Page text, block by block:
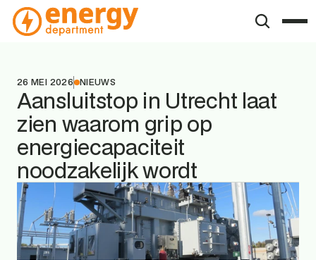
26 MEI 2026 NIEUWS
Aansluitstop in Utrecht laat
zien waarom grip op
energiecapaciteit
noodzakelijk wordt